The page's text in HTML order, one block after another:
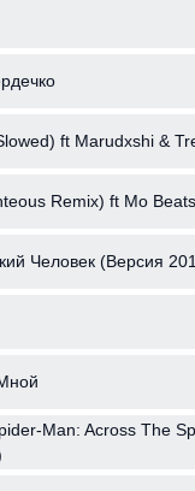
ft Marudxshi &
Remix) ft Mo Beats
Человек (Версия
Man: Across The